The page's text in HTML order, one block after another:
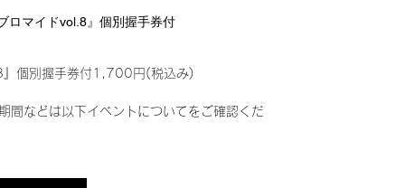
ロマイドvol.8』個別握手券付
』個別握手券付1,700円(税込み)
間などは以下イベントについてをご確認くだ